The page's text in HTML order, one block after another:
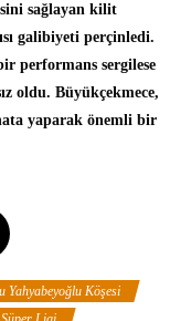
sağlayan kilit
galibiyeti perçinledi.
performans sergilese
oldu. Büyükçekmece,
yaparak önemli bir
Yahyabeyoğlu Köşesi